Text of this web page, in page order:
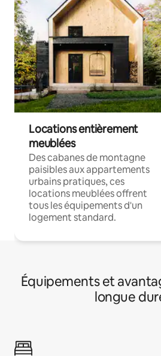
Locations entièrement
meublées
Des cabanes de montagne
paisibles aux appartements
urbains pratiques, ces
locations meublées offrent
tous les équipements d'un
logement standard.
Équipements et
longue